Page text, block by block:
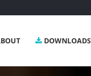
DOWNLOADS